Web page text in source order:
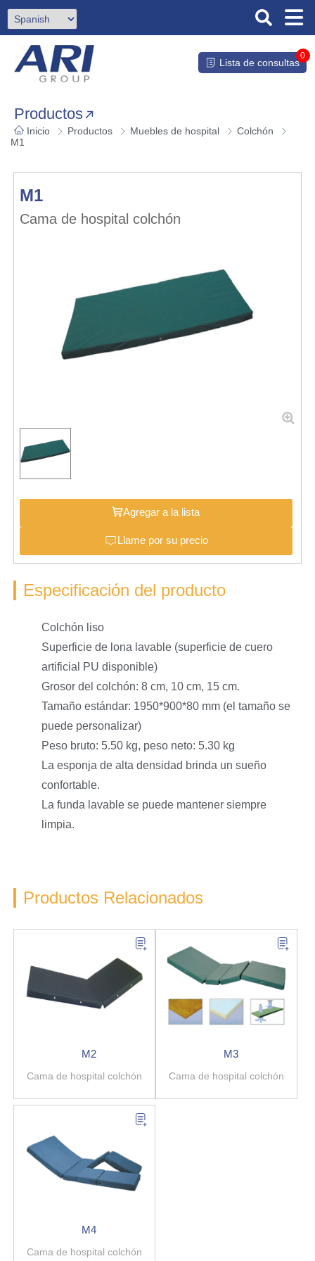
Lista de consultas
0
Productos
Inicio Productos Muebles de hospital
Colchón
M1
M1
Cama de hospital colchón
Agregar a la lista
Llame por su precio
Especificación del producto
Colchón liso
Superficie de lona lavable (superficie de cuero
artificial PU disponible)
Grosor del colchón: 8 cm, 10 cm, 15 cm.
Tamaño estándar: 1950*900*80 mm (el tamaño se
puede personalizar)
Peso bruto: 5.50 kg, peso neto: 5.30 kg
La esponja de alta densidad brinda un sueño
confortable.
La funda lavable se puede mantener siempre
limpia.
Productos Relacionados
M2
Cama de hospital colchón
M3
Cama de hospital colchón
M4
Cama de hospital colchón